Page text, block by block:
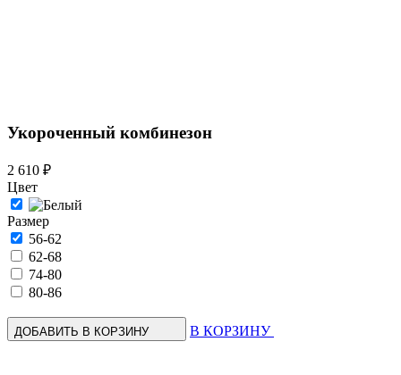
Укороченный комбинезон
2 610 ₽
Цвет
Размер
56-62
62-68
74-80
80-86
ДОБАВИТЬ В КОРЗИНУ В КОРЗИНУ